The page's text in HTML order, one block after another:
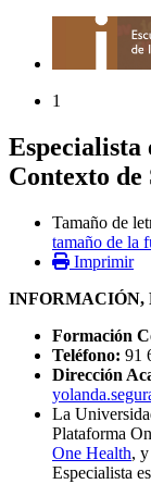
1
Especialista
Contexto
Tamaño de
tamaño de la
Imprimir
INFORMACIÓN,
Formación
Teléfono: 91
Dirección
La
Plataforma
One Health,
Especialista